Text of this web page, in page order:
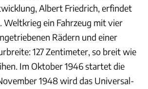
Albert Friedrich, erfindet
Weltkrieg ein Fahrzeug mit vier
Rädern und einer
127 Zentimeter, so breit wie
Im Oktober 1946 startet die
1948 wird das Universal-